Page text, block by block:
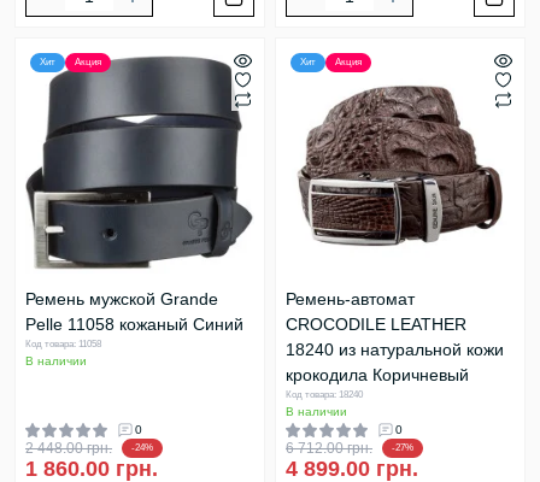
Хит Акция
Ремень мужской Grande
Pelle 11058 кожаный Синий
Код товара: 11058
В наличии
0
2 448.00 грн. -24%
1 860.00 грн.
Хит Акция
Ремень-автомат
CROCODILE LEATHER
18240 из натуральной кожи
крокодила Коричневый
Код товара: 18240
В наличии
0
6 712.00 грн. -27%
4 899.00 грн.